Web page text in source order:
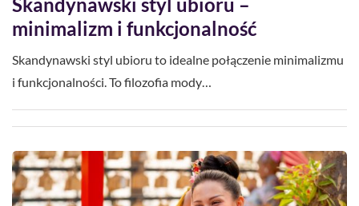
Skandynawski styl ubioru –
minimalizm i funkcjonalność
Skandynawski styl ubioru to idealne połączenie minimalizmu
i funkcjonalności. To filozofia mody…